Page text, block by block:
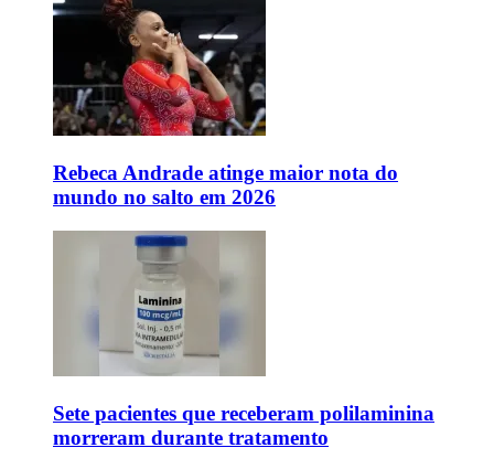
Rebeca Andrade atinge maior nota do
mundo no salto em 2026
Sete pacientes que receberam polilaminina
morreram durante tratamento